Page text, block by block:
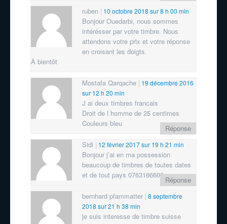
ruben
10 octobre 2018 sur 8 h 00 min
Bonjour Ouedarbi, nous sommes
intérésser par votre timbre. Nous
attendons votre prix et votre réponse
en croisant les doigts.
À bientôt
Mostafa Qarqache
19 décembre 2016
sur 12 h 20 min
J ai deux timbres francais
Droit de l homme de 25 centimes
Couleurs bleu
Réponse
Sidi
12 février 2017 sur 19 h 21 min
Bonjour j’ai en ma possession
beaucoup de timbres de toutes dates
et de tout pays 0763166609
Réponse
bernhard pfammatter 8 septembre
2018 sur 21 h 38 min
je suis interesse de timbre suisse